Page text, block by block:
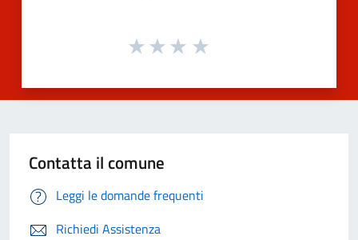
Contatta il comune
Leggi le domande frequenti
Richiedi Assistenza